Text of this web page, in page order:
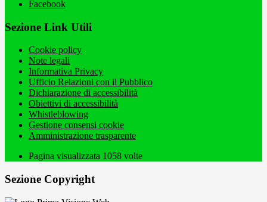
Facebook
Sezione Link Utili
Cookie policy
Note legali
Informativa Privacy
Ufficio Relazioni con il Pubblico
Dichiarazione di accessibilità
Obiettivi di accessibilità
Whistleblowing
Gestione consensi cookie
Amministrazione trasparente
Pagina visualizzata 1058 volte
Sezione Copyright